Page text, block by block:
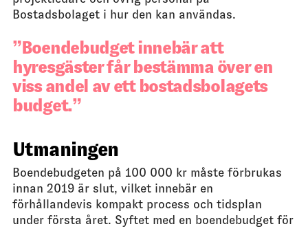
Bostadsbolaget i hur den kan användas.
Boendebudget innebär att
hyresgäster får bestämma över en
viss andel av ett bostadsbolagets
budget.
Utmaningen
Boendebudgeten på 100 000 kr måste förbrukas
innan 2019 är slut, vilket innebär en
förhållandevis kompakt process och tidsplan
under första året. Syftet med en boendebudget för